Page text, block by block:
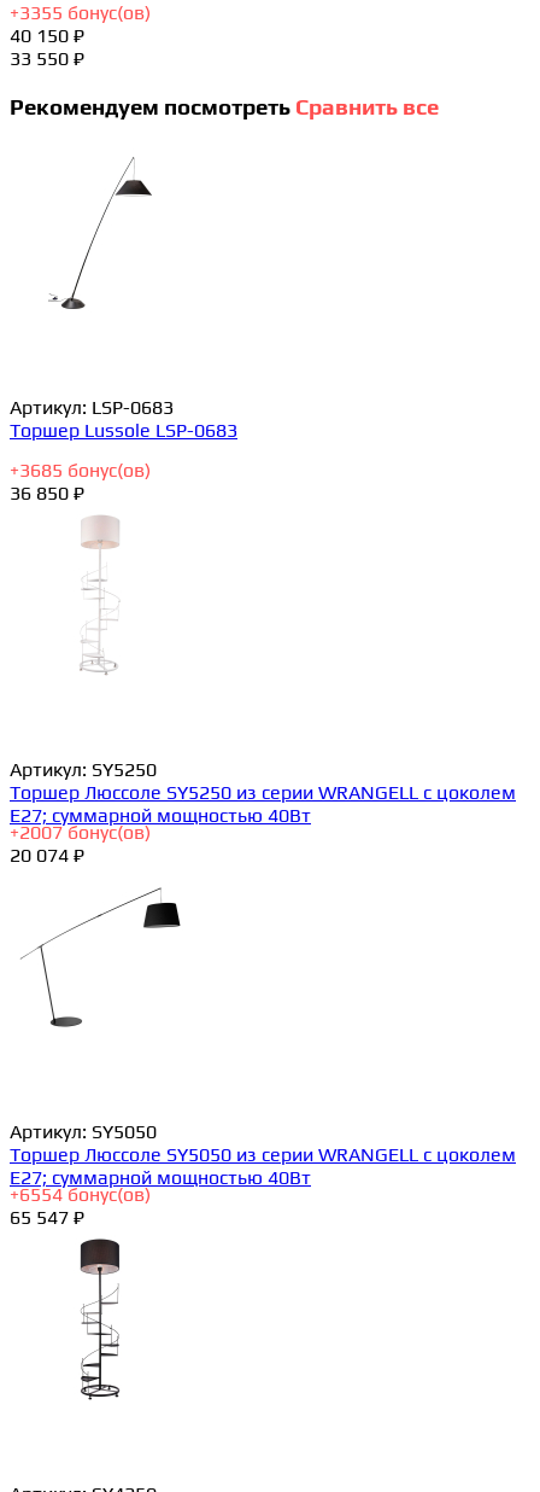
+3355 бонус(ов)
40 150 ₽
33 550 ₽
Рекомендуем посмотреть Сравнить все
Артикул: LSP-0683
Торшер Lussole LSP-0683
+3685 бонус(ов)
36 850 ₽
Артикул: SY5250
Торшер Люссоле SY5250 из серии WRANGELL с цоколем
E27; суммарной мощностью 40Вт
+2007 бонус(ов)
20 074 ₽
Артикул: SY5050
Торшер Люссоле SY5050 из серии WRANGELL с цоколем
E27; суммарной мощностью 40Вт
+6554 бонус(ов)
65 547 ₽